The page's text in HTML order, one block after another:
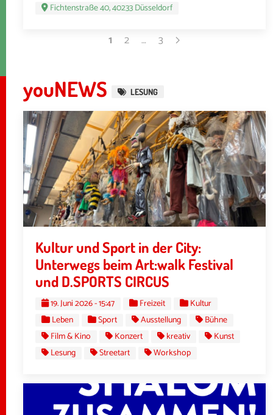
Fichtenstraße 40, 40233 Düsseldorf
1 2 … 3
youNEWS LESUNG
Kultur und Sport in der City:
Unterwegs beim Art:walk Festival
und D.SPORTS CIRCUS
19. Juni 2026 - 15:47 Freizeit
Kultur
Leben
Sport Ausstellung
Bühne
Film & Kino
Konzert kreativ
Kunst
Lesung
Streetart Workshop